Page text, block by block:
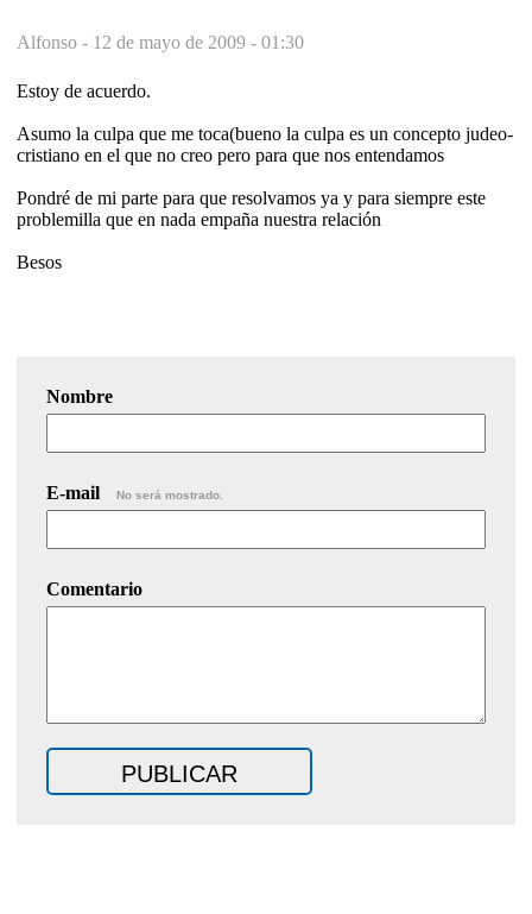
Alfonso - 12 de mayo de 2009 - 01:30
Estoy de acuerdo.
Asumo la culpa que me toca(bueno la culpa es un concepto judeo-
cristiano en el que no creo pero para que nos entendamos
Pondré de mi parte para que resolvamos ya y para siempre este
problemilla que en nada empaña nuestra relación
Besos
Nombre
E-mail No será mostrado.
Comentario